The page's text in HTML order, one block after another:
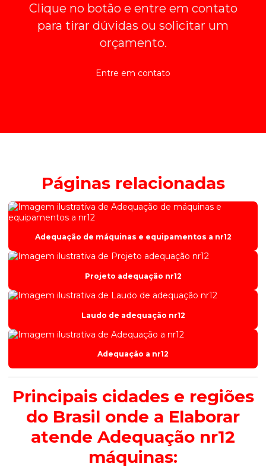
Clique no botão e entre em contato
para tirar dúvidas ou solicitar um
orçamento.
Entre em contato
Páginas relacionadas
Adequação de máquinas e equipamentos a nr12
Projeto adequação nr12
Laudo de adequação nr12
Adequação a nr12
Principais cidades e regiões
do Brasil onde a Elaborar
atende Adequação nr12
máquinas: